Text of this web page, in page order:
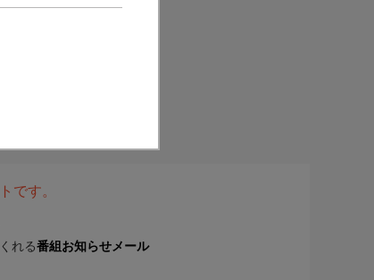
です。
れる番組お知らせメール